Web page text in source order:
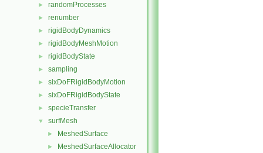
► randomProcesses
► renumber
► rigidBodyDynamics
► rigidBodyMeshMotion
► rigidBodyState
► sampling
► sixDoFRigidBodyMotion
► sixDoFRigidBodyState
► specieTransfer
▼ surfMesh
► MeshedSurface
► MeshedSurfaceAllocator